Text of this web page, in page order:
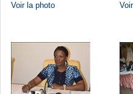
Voir la photo